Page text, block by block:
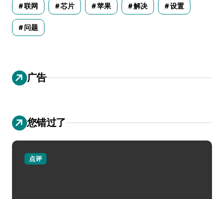
联网 芯片 苹果 解决 设置
问题
广告
您错过了
点评